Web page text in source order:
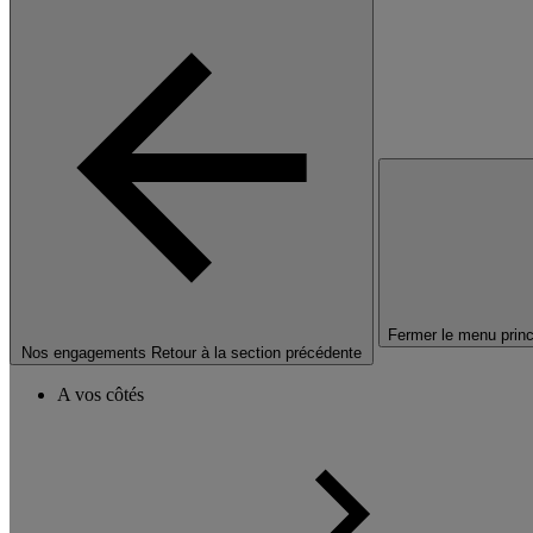
Nos engagements Retour à la section précédente
Fermer le menu
A vos côtés